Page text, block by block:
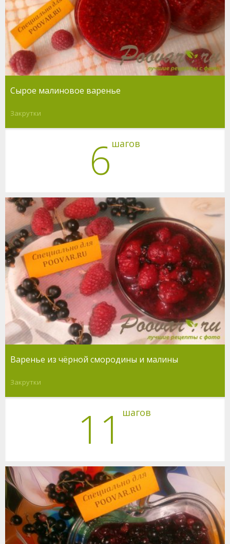
Сырое малиновое варенье
Закрутки
6 шагов
Варенье из чёрной смородины и малины
Закрутки
11 шагов